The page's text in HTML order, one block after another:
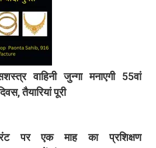
वाहिनी जुन्गा मनाएगी 55वां
तैयारियां पूरी
पर एक माह का प्रशिक्षण